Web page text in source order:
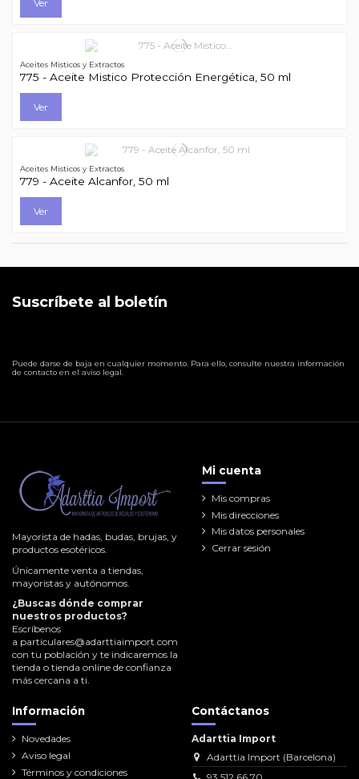
Ver
Aceites Misticos y Extractos
775 - Aceite Mistico Protección Energética, 50 ml
Ver
Aceites Misticos y Extractos
779 - Aceite Alcanfor, 50 ml
Ver
Suscríbete al boletín
Puede darse de baja en cualquier momento. Para ello, consulte nuestra información
de contacto en el aviso legal.
Mayorista de hadas, budas, brujas, y
productos esotéricos.
Únicamente venta a tiendas,
mayoristas y autónomos.
¿Buscas dónde comprar
nuestros productos?
Escríbenos
a particulares@adarttiaimport.com
con tu población y te indicaremos la
tienda o tienda online de confianza
más cercana a ti.
Mi cuenta
Mis compras
Mis direcciones
Mis datos personales
Cerrar sesión
Información
Novedades
Aviso legal
Términos y condiciones
Contáctanos
Adarttia Import
Adarttia Import (Barcelona)